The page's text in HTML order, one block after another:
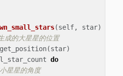
(self, star)
的大星星的位置
get_position(star)
do
星星的角度